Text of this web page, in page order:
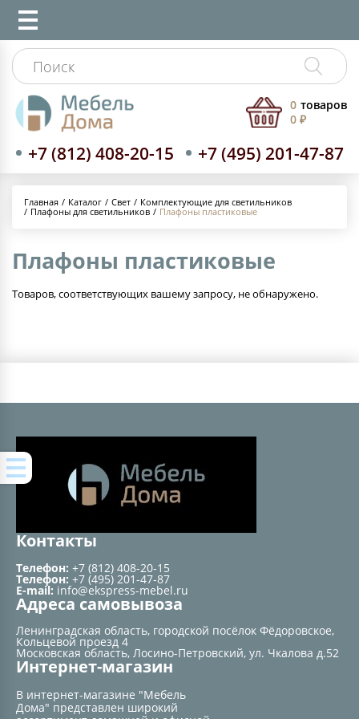
+7 (812) 408-20-15 +7 (495) 201-47-87
0 товаров
0 ₽
Главная Каталог Свет
Комплектующие для светильников
Плафоны для светильников
Плафоны пластиковые
Плафоны пластиковые
Товаров, соответствующих вашему запросу, не обнаружено.
Контакты
Телефон: +7 (812) 408-20-15
Телефон: +7 (495) 201-47-87
E-mail: info@ekspress-mebel.ru
Адреса самовывоза
Ленинградская область, городской посёлок Фёдоровское,
Кольцевой проезд 4
Московская область, Лосино-Петровский, ул. Чкалова д.52
Интернет-магазин
В интернет-магазине "Мебель
Дома" представлен широкий